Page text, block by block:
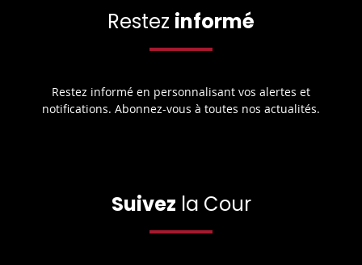
Restez informé
Restez informé en personnalisant vos alertes et
notifications. Abonnez-vous à toutes nos actualités.
Suivez la Cour